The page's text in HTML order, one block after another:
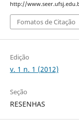
http://
Fomatos de Citação
Edição
v. 1 n. 1 (2012)
Seção
RESENHAS